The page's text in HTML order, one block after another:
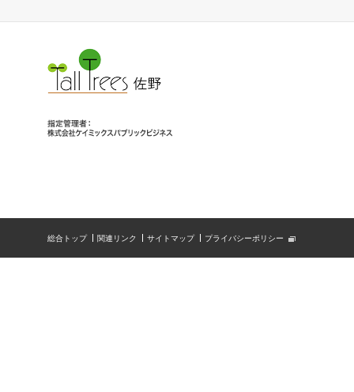
総合トップ 関連リンク サイトマップ プライバシーポリシー